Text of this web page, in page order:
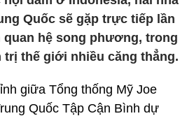
Quốc sẽ gặp trực tiếp lần
quan hệ song phương, trong
trị thế giới nhiều căng thẳng.
giữa Tổng thống Mỹ Joe
Quốc Tập Cận Bình dự